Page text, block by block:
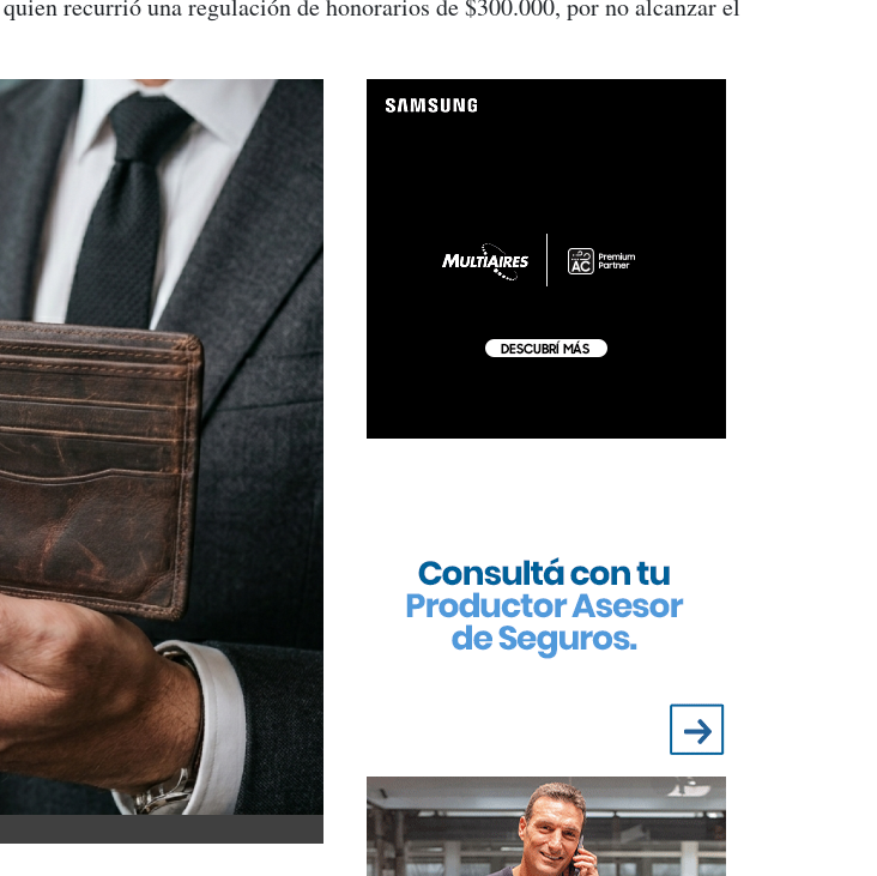
recurrió una regulación de honorarios de $300.000, por no alcanzar el